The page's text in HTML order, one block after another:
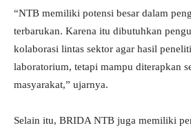
“NTB memiliki potensi besar dalam
terbarukan. Karena itu dibutuhkan
kolaborasi lintas sektor agar hasil
laboratorium, tetapi mampu diterapkan
masyarakat,” ujarnya.
Selain itu, BRIDA NTB juga memiliki